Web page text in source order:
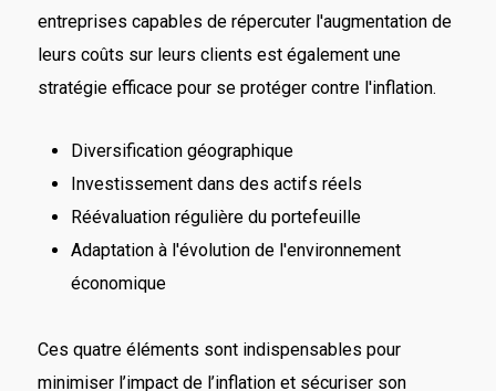
entreprises capables de répercuter l'augmentation de
leurs coûts sur leurs clients est également une
stratégie efficace pour se protéger contre l'inflation.
Diversification géographique
Investissement dans des actifs réels
Réévaluation régulière du portefeuille
Adaptation à l'évolution de l'environnement
économique
Ces quatre éléments sont indispensables pour
minimiser l’impact de l’inflation et sécuriser son